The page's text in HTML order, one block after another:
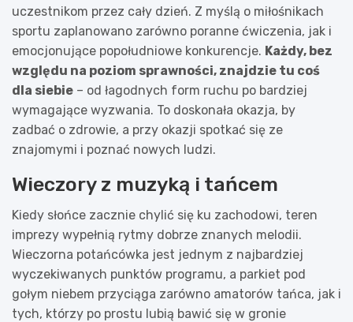
uczestnikom przez cały dzień. Z myślą o miłośnikach
sportu zaplanowano zarówno poranne ćwiczenia, jak i
emocjonujące popołudniowe konkurencje. Każdy, bez
względu na poziom sprawności, znajdzie tu coś
dla siebie – od łagodnych form ruchu po bardziej
wymagające wyzwania. To doskonała okazja, by
zadbać o zdrowie, a przy okazji spotkać się ze
znajomymi i poznać nowych ludzi.
Wieczory z muzyką i tańcem
Kiedy słońce zacznie chylić się ku zachodowi, teren
imprezy wypełnią rytmy dobrze znanych melodii.
Wieczorna potańcówka jest jednym z najbardziej
wyczekiwanych punktów programu, a parkiet pod
gołym niebem przyciąga zarówno amatorów tańca, jak i
tych, którzy po prostu lubią bawić się w gronie